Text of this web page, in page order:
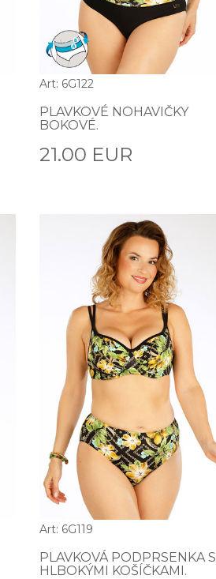
Art: 6G122
PLAVKOVÉ NOHAVIČKY
BOKOVÉ.
21.00 EUR
Art: 6G119
PLAVKOVÁ PODPRSENKA S
HLBOKÝMI KOŠÍČKAMI.